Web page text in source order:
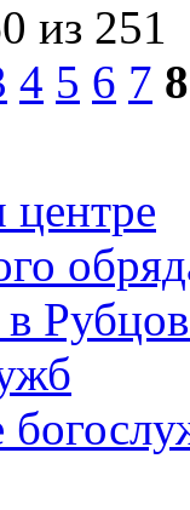
из 251
4 5 6 7 8